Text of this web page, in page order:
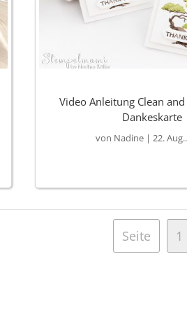
Video Anleitung Clean
Dankeskarte
von Nadine| 22.
Seite 1